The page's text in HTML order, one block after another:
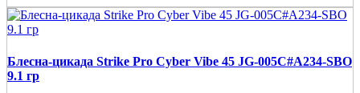
Блесна-цикада Strike Pro Cyber Vibe 45 JG-005C#A234-SBO
9.1 гр